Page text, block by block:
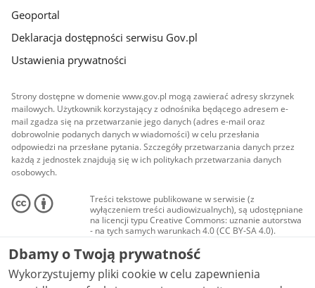
Geoportal
Deklaracja dostępności serwisu Gov.pl
Ustawienia prywatności
Strony dostępne w domenie www.gov.pl mogą zawierać adresy skrzynek
mailowych. Użytkownik korzystający z odnośnika będącego adresem e-
mail zgadza się na przetwarzanie jego danych (adres e-mail oraz
dobrowolnie podanych danych w wiadomości) w celu przesłania
odpowiedzi na przesłane pytania. Szczegóły przetwarzania danych przez
każdą z jednostek znajdują się w ich politykach przetwarzania danych
osobowych.
Treści tekstowe publikowane w serwisie (z
wyłączeniem treści audiowizualnych), są udostępniane
na licencji typu Creative Commons: uznanie autorstwa
- na tych samych warunkach 4.0 (CC BY-SA 4.0).
Materiały audiowizualne, w tym zdjęcia, materiały
audio i wideo, są udostępniane na licencji typu
Creative Commons: uznanie autorstwa użycie
niekomercyjne - bez utworów zależnych 4.0 (CC BY-
NC-ND 4.0), o ile nie jest to stwierdzone inaczej.
Dbamy o Twoją prywatność
Wykorzystujemy pliki cookie w celu zapewnienia